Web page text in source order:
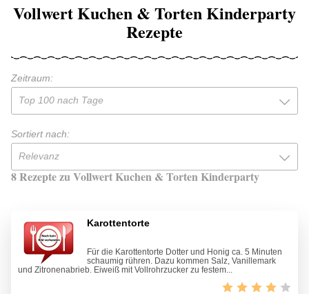
Vollwert Kuchen & Torten Kinderparty
Rezepte
Zeitraum:
Top 100 nach Tage
Sortiert nach:
Relevanz
8 Rezepte zu Vollwert Kuchen & Torten Kinderparty
Karottentorte
Für die Karottentorte Dotter und Honig ca. 5 Minuten
schaumig rühren. Dazu kommen Salz, Vanillemark
und Zitronenabrieb. Eiweiß mit Vollrohrzucker zu festem...